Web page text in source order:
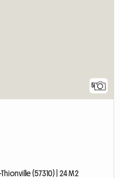
5
(57310) | 24 M2